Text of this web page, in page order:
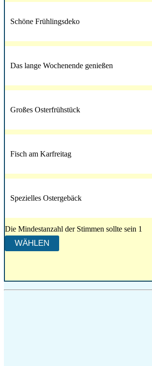
Schöne Frühlingsdeko
Das lange Wochenende genießen
Großes Osterfrühstück
Fisch am Karfreitag
Spezielles Ostergebäck
Die Mindestanzahl der Stimmen sollte sein 1